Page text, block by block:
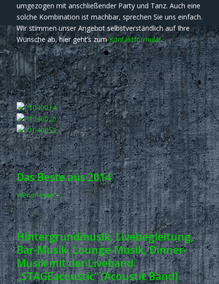
umgezogen mit anschließender Party und Tanz. Auch eine
solche Kombination ist machbar, sprechen Sie uns einfach.
Wir stimmen unser Angebot selbstverständlich auf Ihre
Wünsche ab, hier geht’s zumKontaktformular.
Das Beste aus 2014
Weiterlesen
Hintergrundmusik, Livebegleitung,
Bar-Musik, Lounge-Musik, Dinner-
Musik mit der Liveband
„STAGEacoustic“ (Acoustic Band)